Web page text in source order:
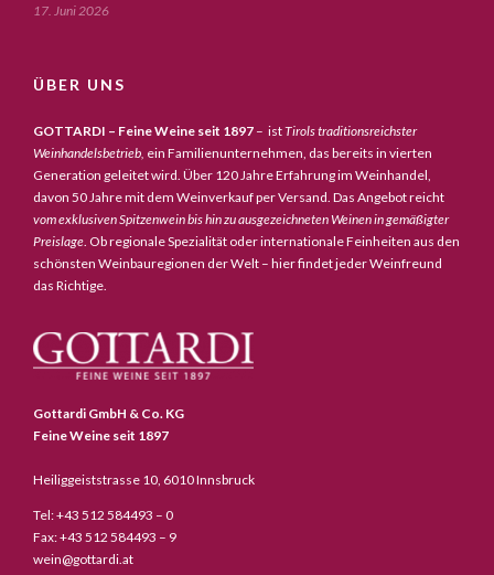
17. Juni 2026
ÜBER UNS
GOTTARDI – Feine Weine seit 1897 – istTirols traditionsreichster
Weinhandelsbetrieb, ein Familienunternehmen, das bereits in vierten
Generation geleitet wird. Über 120 Jahre Erfahrung im Weinhandel,
davon 50 Jahre mit dem Weinverkauf per Versand. Das Angebot reicht
vom exklusiven Spitzenwein bis hin zu ausgezeichneten Weinen in gemäßigter
Preislage . Ob regionale Spezialität oder internationale Feinheiten aus den
schönsten Weinbauregionen der Welt – hier findet jeder Weinfreund
das Richtige.
Gottardi GmbH & Co. KG
Feine Weine seit 1897
Heiliggeiststrasse 10, 6010 Innsbruck
Tel: +43 512 584493 – 0
Fax: +43 512 584493 – 9
wein@gottardi.at